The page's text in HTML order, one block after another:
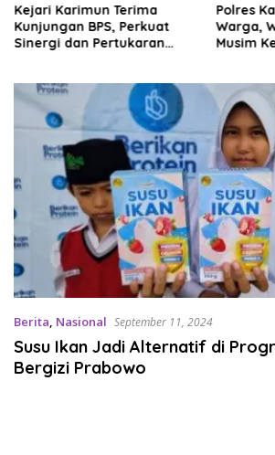
Kejari Karimun Terima
Kunjungan BPS, Perkuat
Sinergi dan Pertukaran
Polres
Warga,
Musim
Berita, Nasional September 11, 2024
Susu Ikan Jadi Alternatif di
Bergizi Prabowo